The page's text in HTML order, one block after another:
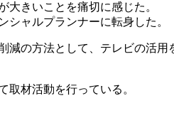
きいことを痛切に感じた。
ャルプランナーに転身した。
の方法として、テレビの活
材活動を行っている。